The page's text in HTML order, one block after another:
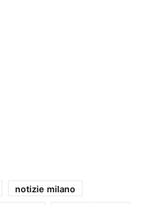
notizie milano